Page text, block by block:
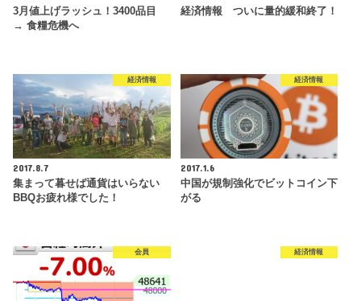
3月値上げラッシュ！3400品目
→ 食糧危機へ
経済情報 ついに量的緩和終了！
経済情報
2017.8.7
集まって暮せば通貨はいらない
BBQお疲れ様でした！
経済情報
2017.1.6
中国が規制強化でビットコイン下
がる
会員 経済情報